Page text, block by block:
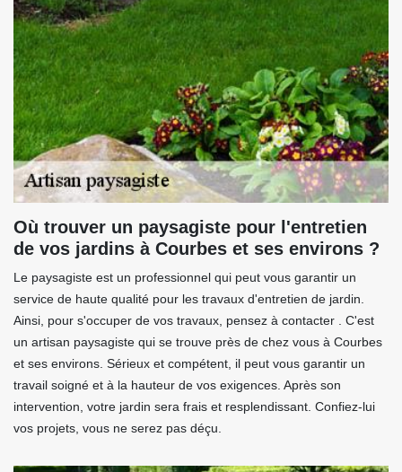
Où trouver un paysagiste pour l'entretien
de vos jardins à Courbes et ses environs ?
Le paysagiste est un professionnel qui peut vous garantir un
service de haute qualité pour les travaux d'entretien de jardin.
Ainsi, pour s'occuper de vos travaux, pensez à contacter . C'est
un artisan paysagiste qui se trouve près de chez vous à Courbes
et ses environs. Sérieux et compétent, il peut vous garantir un
travail soigné et à la hauteur de vos exigences. Après son
intervention, votre jardin sera frais et resplendissant. Confiez-lui
vos projets, vous ne serez pas déçu.